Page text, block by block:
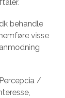
behandle
visse
/